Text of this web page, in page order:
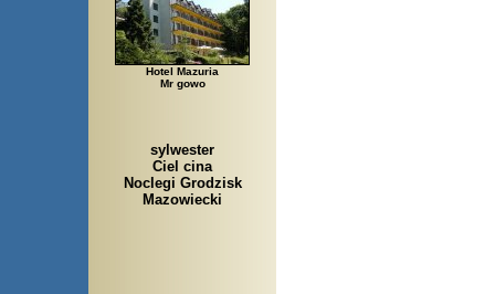
Hotel Mazuria
Mr gowo
sylwester
Ciel cina
Noclegi Grodzisk
Mazowiecki